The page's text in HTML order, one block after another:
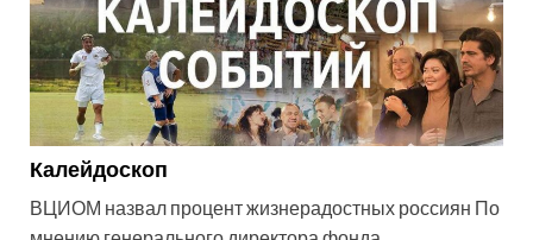
Калейдоскоп
ВЦИОМ назвал процент жизнерадостных россиян По